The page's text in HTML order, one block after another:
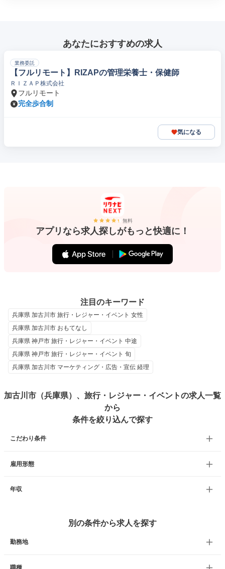
あなたにおすすめの求人
業務委託
【フルリモート】RIZAPの管理栄養士・保健師
ＲＩＺＡＰ株式会社
フルリモート
完全歩合制
気になる
無料
アプリなら求人探しがもっと快適に！
注目のキーワード
兵庫県 加古川市 旅行・レジャー・イベント 女性
兵庫県 加古川市 おもてなし
兵庫県 神戸市 旅行・レジャー・イベント 中途
兵庫県 神戸市 旅行・レジャー・イベント 旬
兵庫県 加古川市 マーケティング・広告・宣伝 経理
加古川市（兵庫県）、旅行・レジャー・イベントの求人一覧
から
条件を絞り込んで探す
こだわり条件
雇用形態
年収
別の条件から求人を探す
勤務地
職種